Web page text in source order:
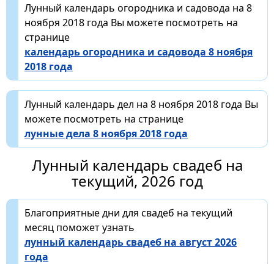
Лунный календарь огородника и садовода на 8
ноября 2018 года Вы можете посмотреть на
странице
календарь огородника и садовода 8 ноября
2018 года
Лунный календарь дел на 8 ноября 2018 года Вы
можете посмотреть на странице
лунные дела 8 ноября 2018 года
Лунный календарь свадеб на
текущий, 2026 год
Благоприятные дни для свадеб на текущий
месяц поможет узнать
лунный календарь свадеб на август 2026
года